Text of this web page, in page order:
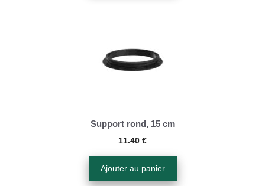
Support rond, 15 cm
11.40 €
Ajouter au panier